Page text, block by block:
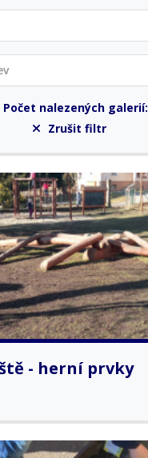
Počet nalezených galerií:
Zrušit filtr
- herní prvky